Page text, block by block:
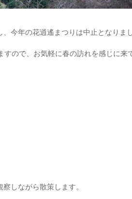
今年の花逍遙まつりは中止となりま
ので、お気軽に春の訪れを感じに来
しながら散策します。